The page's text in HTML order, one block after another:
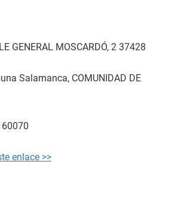
GENERAL MOSCARDÓ, 2 37428
Salamanca, COMUNIDAD DE
enlace >>